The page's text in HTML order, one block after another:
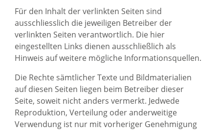
Für den Inhalt der verlinkten Seiten sind
ausschliesslich die jeweiligen Betreiber der
verlinkten Seiten verantwortlich. Die hier
eingestellten Links dienen ausschließlich als
Hinweis auf weitere mögliche Informationsquellen.
Die Rechte sämtlicher Texte und Bildmaterialien
auf diesen Seiten liegen beim Betreiber dieser
Seite, soweit nicht anders vermerkt. Jedwede
Reproduktion, Verteilung oder anderweitige
Verwendung ist nur mit vorheriger Genehmigung